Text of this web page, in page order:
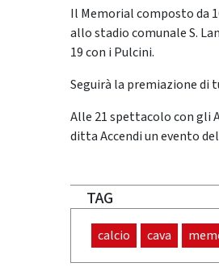
Il Memorial composto da
allo stadio comunale S.
19 con i Pulcini.
Seguirà la premiazione
Alle 21 spettacolo con gli
ditta Accendi un evento
TAG
calcio cava